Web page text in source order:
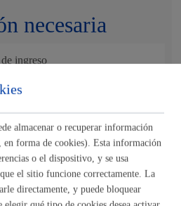
necesaria
ingreso
del formulario o del impreso
almacenar o recuperar información
en forma de cookies). Esta información
o el dispositivo, y se usa
el sitio funcione correctamente. La
directamente, y puede bloquear